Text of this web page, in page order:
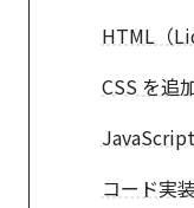
HTML（
CSS を追
コード実